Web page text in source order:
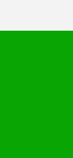
– Núcleo
Vale do
de
de
o setor. O